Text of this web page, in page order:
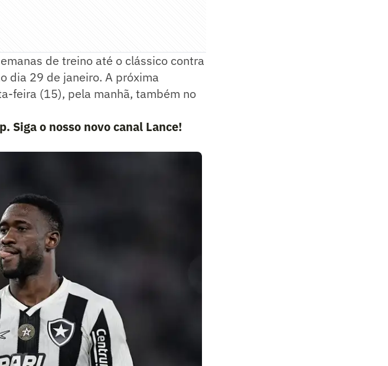
de treino até o clássico contra
dia 29 de janeiro. A próxima
feira (15), pela manhã, também no
Siga o nosso novo canal Lance!